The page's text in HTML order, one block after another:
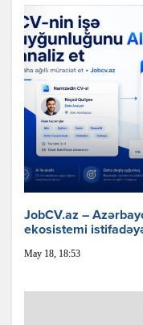
JobCV.az –
ekosistemi
May 18, 18:53